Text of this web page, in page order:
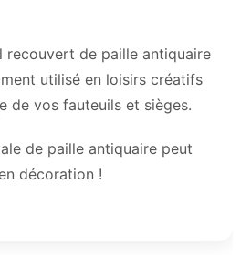
recouvert de paille antiquaire
utilisé en loisirs créatifs
de vos fauteuils et sièges.
de paille antiquaire peut
décoration !